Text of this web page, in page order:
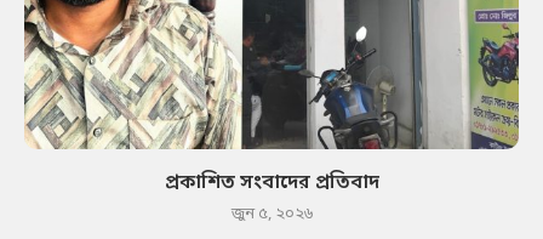
প্রকাশিত সংবাদের প্রতিবাদ
জুন ৫, ২০২৬